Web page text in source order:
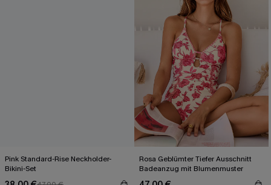
Pink Standard-Rise Neckholder-
Bikini-Set
Rosa Geblümter Tiefer Ausschnitt
Badeanzug mit Blumenmuster